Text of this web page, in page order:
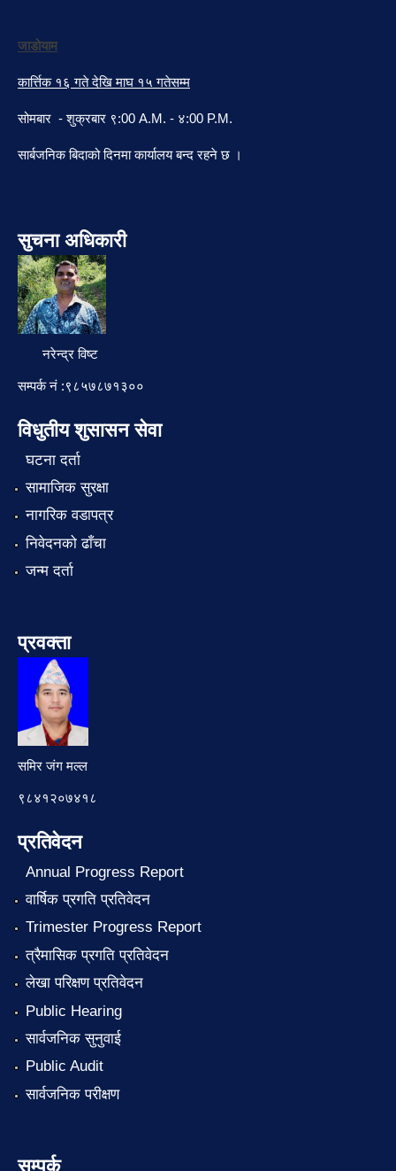
जाडोयाम
कार्त्तिक १६ गते देखि माघ १५ गतेसम्म
सोमबार - शुक्रबार ९:00 A.M. - ४:00 P.M.
सार्बजनिक बिदाको दिनमा कार्यालय बन्द रहने छ ।
सुचना अधिकारी
नरेन्द्र विष्ट
सम्पर्क नं :९८५७८७१३००
विधुतीय शुसासन सेवा
घटना दर्ता
सामाजिक सुरक्षा
नागरिक वडापत्र
निवेदनको ढाँचा
जन्म दर्ता
प्रवक्ता
समिर जंग मल्ल
९८४१२०७४१८
प्रतिवेदन
Annual Progress Report
वार्षिक प्रगति प्रतिवेदन
Trimester Progress Report
त्रैमासिक प्रगति प्रतिवेदन
लेखा परिक्षण प्रतिवेदन
Public Hearing
सार्वजनिक सुनुवाई
Public Audit
सार्वजनिक परीक्षण
सम्पर्क